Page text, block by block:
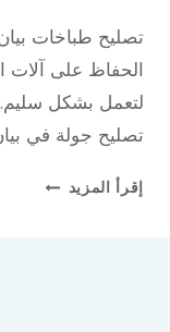
repaircookers
تصليح طباخات
الحفاظ على آلات
لتعمل بشكل
تصليح جولة في
إقرأ المزيد تصليح